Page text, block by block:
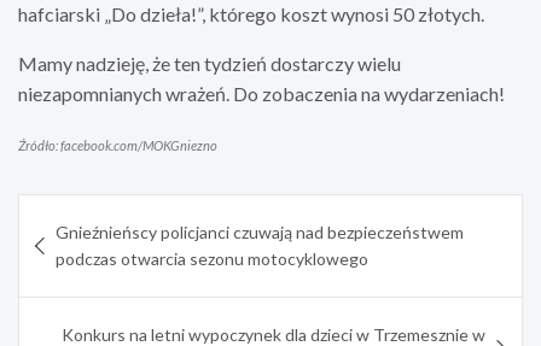
hafciarski „Do dzieła!”, którego koszt wynosi 50 złotych.
Mamy nadzieję, że ten tydzień dostarczy wielu
niezapomnianych wrażeń. Do zobaczenia na wydarzeniach!
Źródło: facebook.com/MOKGniezno
wpisu
Gnieźnieńscy policjanci czuwają nad bezpieczeństwem
podczas otwarcia sezonu motocyklowego
Konkurs na letni wypoczynek dla dzieci w Trzemesznie w